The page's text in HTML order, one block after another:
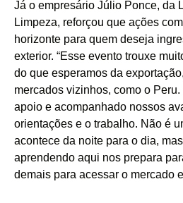
Já o empresário Júlio Ponce, da
Limpeza, reforçou que ações
horizonte para quem deseja
exterior. “Esse evento trouxe
do que esperamos da
mercados vizinhos, como o
apoio e acompanhado nossos
orientações e o trabalho. Não é
acontece da noite para o dia,
aprendendo aqui nos prepara
demais para acessar o mercado